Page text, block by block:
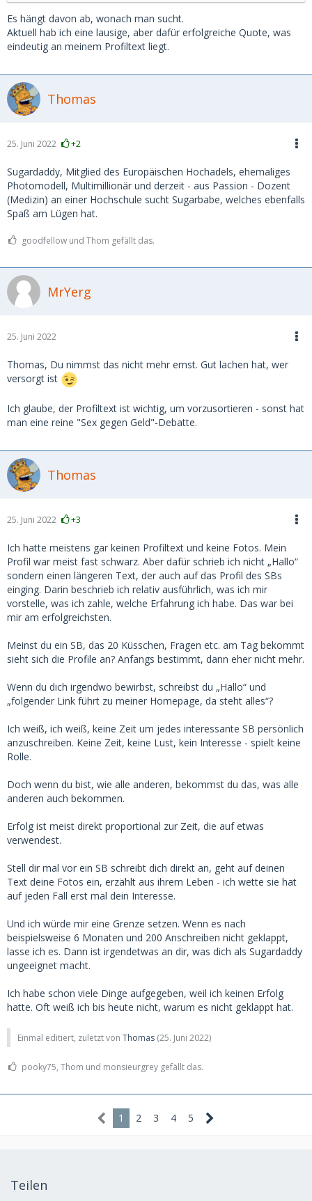
Es hängt davon ab, wonach man sucht.
Aktuell hab ich eine lausige, aber dafür erfolgreiche Quote, was
eindeutig an meinem Profiltext liegt.
Thomas
25. Juni 2022 +2
Sugardaddy, Mitglied des Europäischen Hochadels, ehemaliges
Photomodell, Multimillionär und derzeit - aus Passion - Dozent
(Medizin) an einer Hochschule sucht Sugarbabe, welches ebenfalls
Spaß am Lügen hat.
goodfellow und Thom gefällt das.
MrYerg
25. Juni 2022
Thomas, Du nimmst das nicht mehr ernst. Gut lachen hat, wer
versorgt ist
Ich glaube, der Profiltext ist wichtig, um vorzusortieren - sonst hat
man eine reine "Sex gegen Geld"-Debatte.
Thomas
25. Juni 2022 +3
Ich hatte meistens gar keinen Profiltext und keine Fotos. Mein
Profil war meist fast schwarz. Aber dafür schrieb ich nicht „Hallo“
sondern einen längeren Text, der auch auf das Profil des SBs
einging. Darin beschrieb ich relativ ausführlich, was ich mir
vorstelle, was ich zahle, welche Erfahrung ich habe. Das war bei
mir am erfolgreichsten.
Meinst du ein SB, das 20 Küsschen, Fragen etc. am Tag bekommt
sieht sich die Profile an? Anfangs bestimmt, dann eher nicht mehr.
Wenn du dich irgendwo bewirbst, schreibst du „Hallo“ und
„folgender Link führt zu meiner Homepage, da steht alles“?
Ich weiß, ich weiß, keine Zeit um jedes interessante SB persönlich
anzuschreiben. Keine Zeit, keine Lust, kein Interesse - spielt keine
Rolle.
Doch wenn du bist, wie alle anderen, bekommst du das, was alle
anderen auch bekommen.
Erfolg ist meist direkt proportional zur Zeit, die auf etwas
verwendest.
Stell dir mal vor ein SB schreibt dich direkt an, geht auf deinen
Text deine Fotos ein, erzählt aus ihrem Leben - ich wette sie hat
auf jeden Fall erst mal dein Interesse.
Und ich würde mir eine Grenze setzen. Wenn es nach
beispielsweise 6 Monaten und 200 Anschreiben nicht geklappt,
lasse ich es. Dann ist irgendetwas an dir, was dich als Sugardaddy
ungeeignet macht.
Ich habe schon viele Dinge aufgegeben, weil ich keinen Erfolg
hatte. Oft weiß ich bis heute nicht, warum es nicht geklappt hat.
Einmal editiert, zuletzt von Thomas (25. Juni 2022)
pooky75, Thom und monsieurgrey gefällt das.
1 2 3 4 5
Teilen